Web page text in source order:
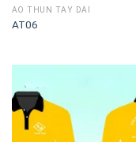
ÁO THUN TAY DÀI
AT06